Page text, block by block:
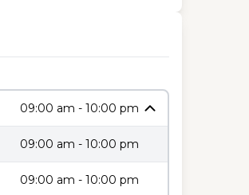
09:00 am - 10:00 pm
09:00 am - 10:00 pm
09:00 am - 10:00 pm